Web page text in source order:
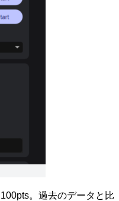
。過去のデータと比